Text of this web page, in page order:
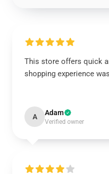
This store offers quick
shopping experience
A Adam
Verified owner